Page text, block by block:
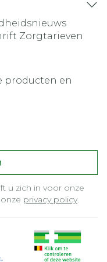
Zorgtarieven
producten en
u zich in voor onze
privacy policy.